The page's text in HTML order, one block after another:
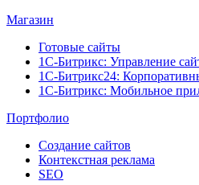
Магазин
Готовые сайты
1С-Битрикс: Управление
1С-Битрикс24:
1С-Битрикс: Мобильное
Портфолио
Создание сайтов
Контекстная реклама
SEO